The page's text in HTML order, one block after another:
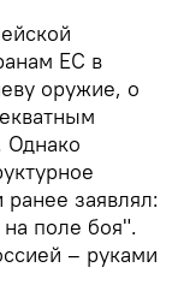
ЕС в
оружие, о
Однако
заявлял:
поле боя".
– руками